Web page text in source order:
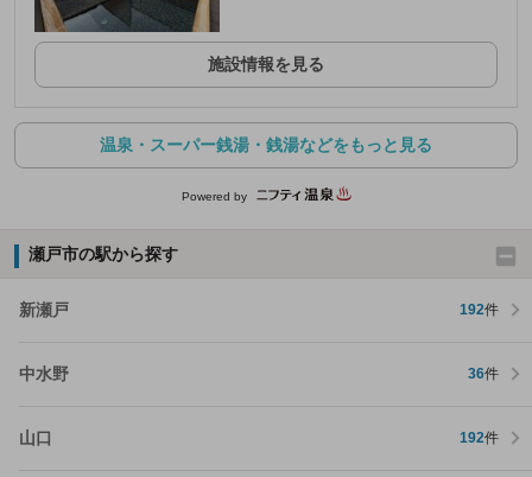
施設情報を見る
温泉・スーパー銭湯・銭湯などをもっと見る
Powered by
瀬戸市の駅から探す
新瀬戸 192件
中水野 36件
山口 192件